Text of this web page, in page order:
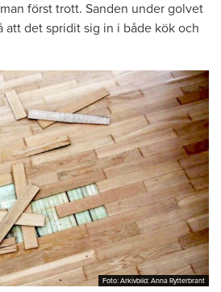
först trott. Sanden under golvet
att det spridit sig in i både kök och
Foto: Arkivbild: Anna Rytterbrant
Foto: Arkivbild: Anna Rytterbrant